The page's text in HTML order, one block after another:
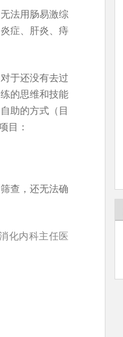
法用肠易激综
症、肝炎、痔
于还没有去过
的思维和技能
助的方式（目
目：
查，还无法确
化内科主任医